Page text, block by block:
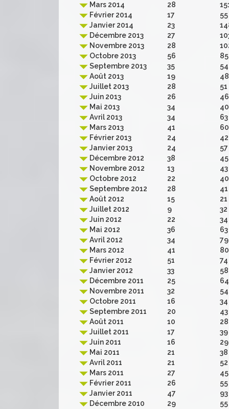
Mars 2014
28
Février 2014
17
55
Janvier 2014
23
Décembre 2013
27
Novembre 2013
28
Octobre 2013
56
85
Septembre 2013
35
54
Août 2013
19
48
Juillet 2013
28
51
Juin 2013
26
46
Mai 2013
34
40
Avril 2013
34
63
Mars 2013
41
60
Février 2013
24
42
Janvier 2013
24
57
Décembre 2012
38
45
Novembre 2012
13
43
Octobre 2012
22
40
Septembre 2012
28
41
Août 2012
15
21
Juillet 2012
9
32
Juin 2012
22
34
Mai 2012
36
63
Avril 2012
34
79
Mars 2012
41
80
Février 2012
51
74
Janvier 2012
33
58
Décembre 2011
25
64
Novembre 2011
32
54
Octobre 2011
16
34
Septembre 2011
20
43
Août 2011
10
28
Juillet 2011
17
39
Juin 2011
16
29
Mai 2011
21
38
Avril 2011
21
52
Mars 2011
27
45
Février 2011
26
55
Janvier 2011
47
93
Décembre 2010
29
55